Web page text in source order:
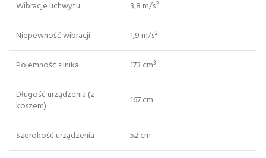
Wibracje uchwytu 3,8 m/s²
Niepewność wibracji 1,9 m/s²
Pojemność silnika 173 cm³
Długość urządzenia (z
koszem)
167 cm
Szerokość urządzenia 52 cm